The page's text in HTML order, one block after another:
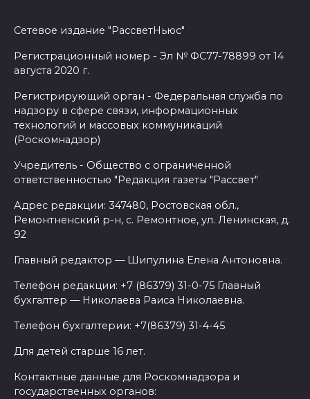
Сетевое издание "РассветНьюс"
Регистрационный номер - Эл № ФС77-78899 от 14
августа 2020 г.
Регистрирующий орган - Федеральная служба по
надзору в сфере связи, информационных
технологий и массовых коммуникаций
(Роскомнадзор)
Учредитель - Общество с ограниченной
ответственностью "Редакция газеты "Рассвет"
Адрес редакции: 347480, Ростовская обл.,
Ремонтненский р-н, с. Ремонтное, ул. Ленинская, д.
92
Главный редактор — Шипулина Елена Антоновна.
Телефон редакции: +7 (86379) 31-0-75 Главный
бухгалтер — Николаева Раиса Николаевна.
Телефон бухгалтерии: +7(86379) 31-4-45
Для детей старше 16 лет.
Контактные данные для Роскомнадзора и
государственных органов: